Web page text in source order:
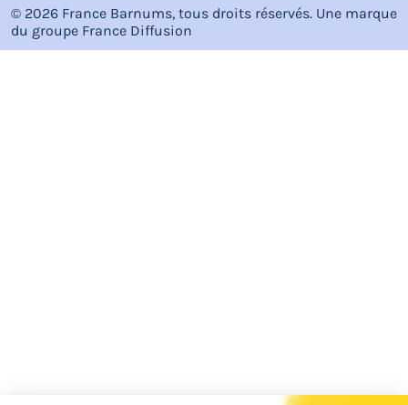
© 2026 France Barnums, tous droits réservés. Une marque
du groupe France Diffusion